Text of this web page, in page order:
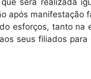
será realizada
após manifestação
esforços, tanto
seus filiados